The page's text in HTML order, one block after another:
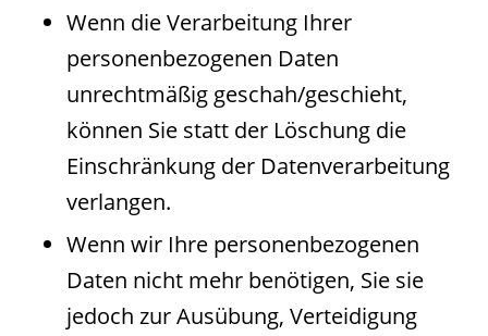
Wenn die Verarbeitung Ihrer
personenbezogenen Daten
unrechtmäßig geschah/geschieht,
können Sie statt der Löschung die
Einschränkung der Datenverarbeitung
verlangen.
Wenn wir Ihre personenbezogenen
Daten nicht mehr benötigen, Sie sie
jedoch zur Ausübung, Verteidigung